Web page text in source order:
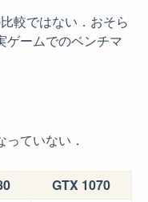
較ではない．おそら
ゲームでのベンチマ
ていない．
GTX 1070